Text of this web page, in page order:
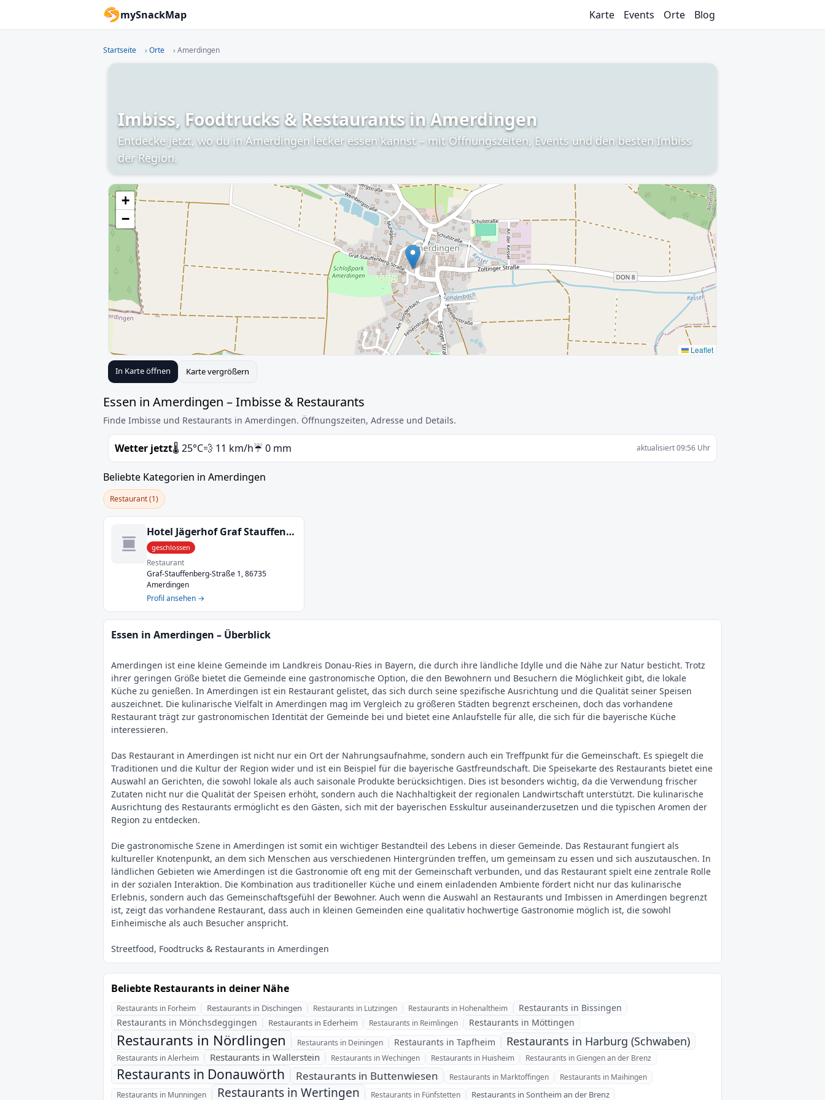
mySnackMap Karte Events Orte Blog
Startseite › Orte › Amerdingen
Imbiss, Foodtrucks & Restaurants in Amerdingen
Entdecke jetzt, wo du in Amerdingen lecker essen kannst – mit Öffnungszeiten, Events und den besten Imbiss
der Region.
+
−
Leaflet
In Karte öffnen Karte vergrößern
Essen in Amerdingen – Imbisse & Restaurants
Finde Imbisse und Restaurants in Amerdingen. Öffnungszeiten, Adresse und Details.
Wetter jetzt🌡️ 25°C💨 11 km/h☔ 0 mm aktualisiert 09:56 Uhr
Beliebte Kategorien in Amerdingen
Restaurant (1)
Hotel Jägerhof Graf Stauffenberg
geschlossen
Restaurant
Graf-Stauffenberg-Straße 1, 86735
Amerdingen
Profil ansehen →
Essen in Amerdingen – Überblick
Amerdingen ist eine kleine Gemeinde im Landkreis Donau-Ries in Bayern, die durch ihre ländliche Idylle und die Nähe zur Natur besticht. Trotz
ihrer geringen Größe bietet die Gemeinde eine gastronomische Option, die den Bewohnern und Besuchern die Möglichkeit gibt, die lokale
Küche zu genießen. In Amerdingen ist ein Restaurant gelistet, das sich durch seine spezifische Ausrichtung und die Qualität seiner Speisen
auszeichnet. Die kulinarische Vielfalt in Amerdingen mag im Vergleich zu größeren Städten begrenzt erscheinen, doch das vorhandene
Restaurant trägt zur gastronomischen Identität der Gemeinde bei und bietet eine Anlaufstelle für alle, die sich für die bayerische Küche
interessieren.
Das Restaurant in Amerdingen ist nicht nur ein Ort der Nahrungsaufnahme, sondern auch ein Treffpunkt für die Gemeinschaft. Es spiegelt die
Traditionen und die Kultur der Region wider und ist ein Beispiel für die bayerische Gastfreundschaft. Die Speisekarte des Restaurants bietet eine
Auswahl an Gerichten, die sowohl lokale als auch saisonale Produkte berücksichtigen. Dies ist besonders wichtig, da die Verwendung frischer
Zutaten nicht nur die Qualität der Speisen erhöht, sondern auch die Nachhaltigkeit der regionalen Landwirtschaft unterstützt. Die kulinarische
Ausrichtung des Restaurants ermöglicht es den Gästen, sich mit der bayerischen Esskultur auseinanderzusetzen und die typischen Aromen der
Region zu entdecken.
Die gastronomische Szene in Amerdingen ist somit ein wichtiger Bestandteil des Lebens in dieser Gemeinde. Das Restaurant fungiert als
kultureller Knotenpunkt, an dem sich Menschen aus verschiedenen Hintergründen treffen, um gemeinsam zu essen und sich auszutauschen. In
ländlichen Gebieten wie Amerdingen ist die Gastronomie oft eng mit der Gemeinschaft verbunden, und das Restaurant spielt eine zentrale Rolle
in der sozialen Interaktion. Die Kombination aus traditioneller Küche und einem einladenden Ambiente fördert nicht nur das kulinarische
Erlebnis, sondern auch das Gemeinschaftsgefühl der Bewohner. Auch wenn die Auswahl an Restaurants und Imbissen in Amerdingen begrenzt
ist, zeigt das vorhandene Restaurant, dass auch in kleinen Gemeinden eine qualitativ hochwertige Gastronomie möglich ist, die sowohl
Beliebte Restaurants in deiner Nähe
Restaurants in Forheim Restaurants in Dischingen Restaurants in Lutzingen Restaurants in Hohenaltheim
Restaurants in Bissingen
Restaurants in Mönchsdeggingen
Restaurants in Ederheim Restaurants in Reimlingen Restaurants in Möttingen
Restaurants in Nördlingen Restaurants in Deiningen Restaurants in Tapfheim Restaurants in Harburg (Schwaben)
Restaurants in Alerheim Restaurants in Wallerstein Restaurants in Wechingen Restaurants in Huisheim Restaurants in Giengen an der Brenz
Restaurants in Donauwörth Restaurants in Buttenwiesen Restaurants in Marktoffingen
Restaurants in Maihingen
Restaurants in Munningen
Restaurants in Wertingen Restaurants in Fünfstetten Restaurants in Sontheim an der Brenz